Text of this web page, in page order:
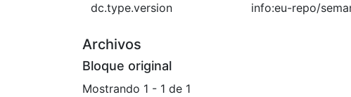
dc.type.version info:eu-repo/
Archivos
Bloque original
Mostrando 1 - 1 de 1